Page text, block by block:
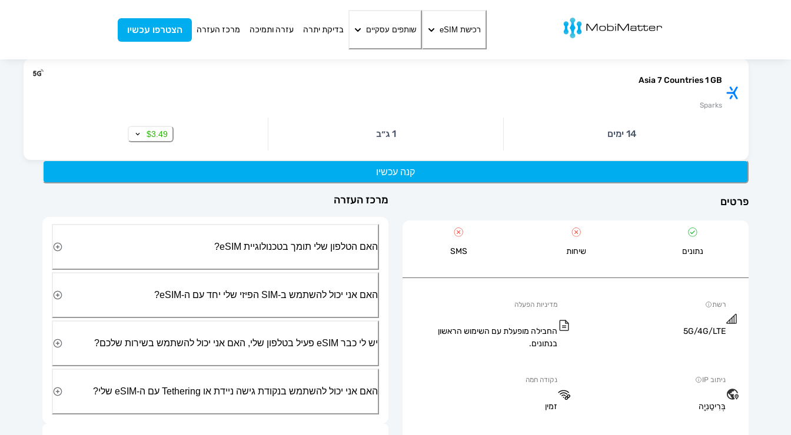
רכישת eSIM שותפים עסקיים בדיקת יתרה עזרה ותמיכה מרכז העזרה הצטרפו עכשיו
Asia 7 Countries 1 GB
Sparks
14 ימים 1 ג״ב $3.49
קנה עכשיו
פרטים
נתונים שיחות SMS
רשת
5G/4G/LTE
מדיניות הפעלה
החבילה מופעלת עם השימוש הראשון
בנתונים.
ניתוב IP
בְּרִיטַנִיָה
נקודה חמה
זמין
מרכז העזרה
האם הטלפון שלי תומך בטכנולוגיית eSIM?
האם אני יכול להשתמש ב-SIM הפיזי שלי יחד עם ה-eSIM?
יש לי כבר eSIM פעיל בטלפון שלי, האם אני יכול להשתמש בשירות שלכם?
האם אני יכול להשתמש בנקודת גישה ניידת או Tethering עם ה-eSIM שלי?